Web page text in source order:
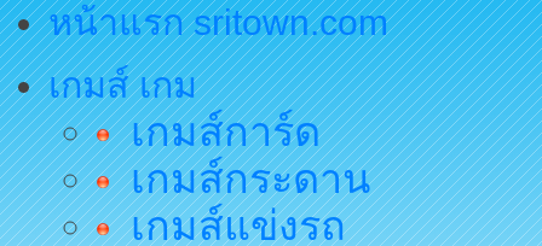
หน้าแรก sritown.com
เกมส์ เกม
เกมส์การ์ด
เกมส์กระดาน
เกมส์แข่งรถ